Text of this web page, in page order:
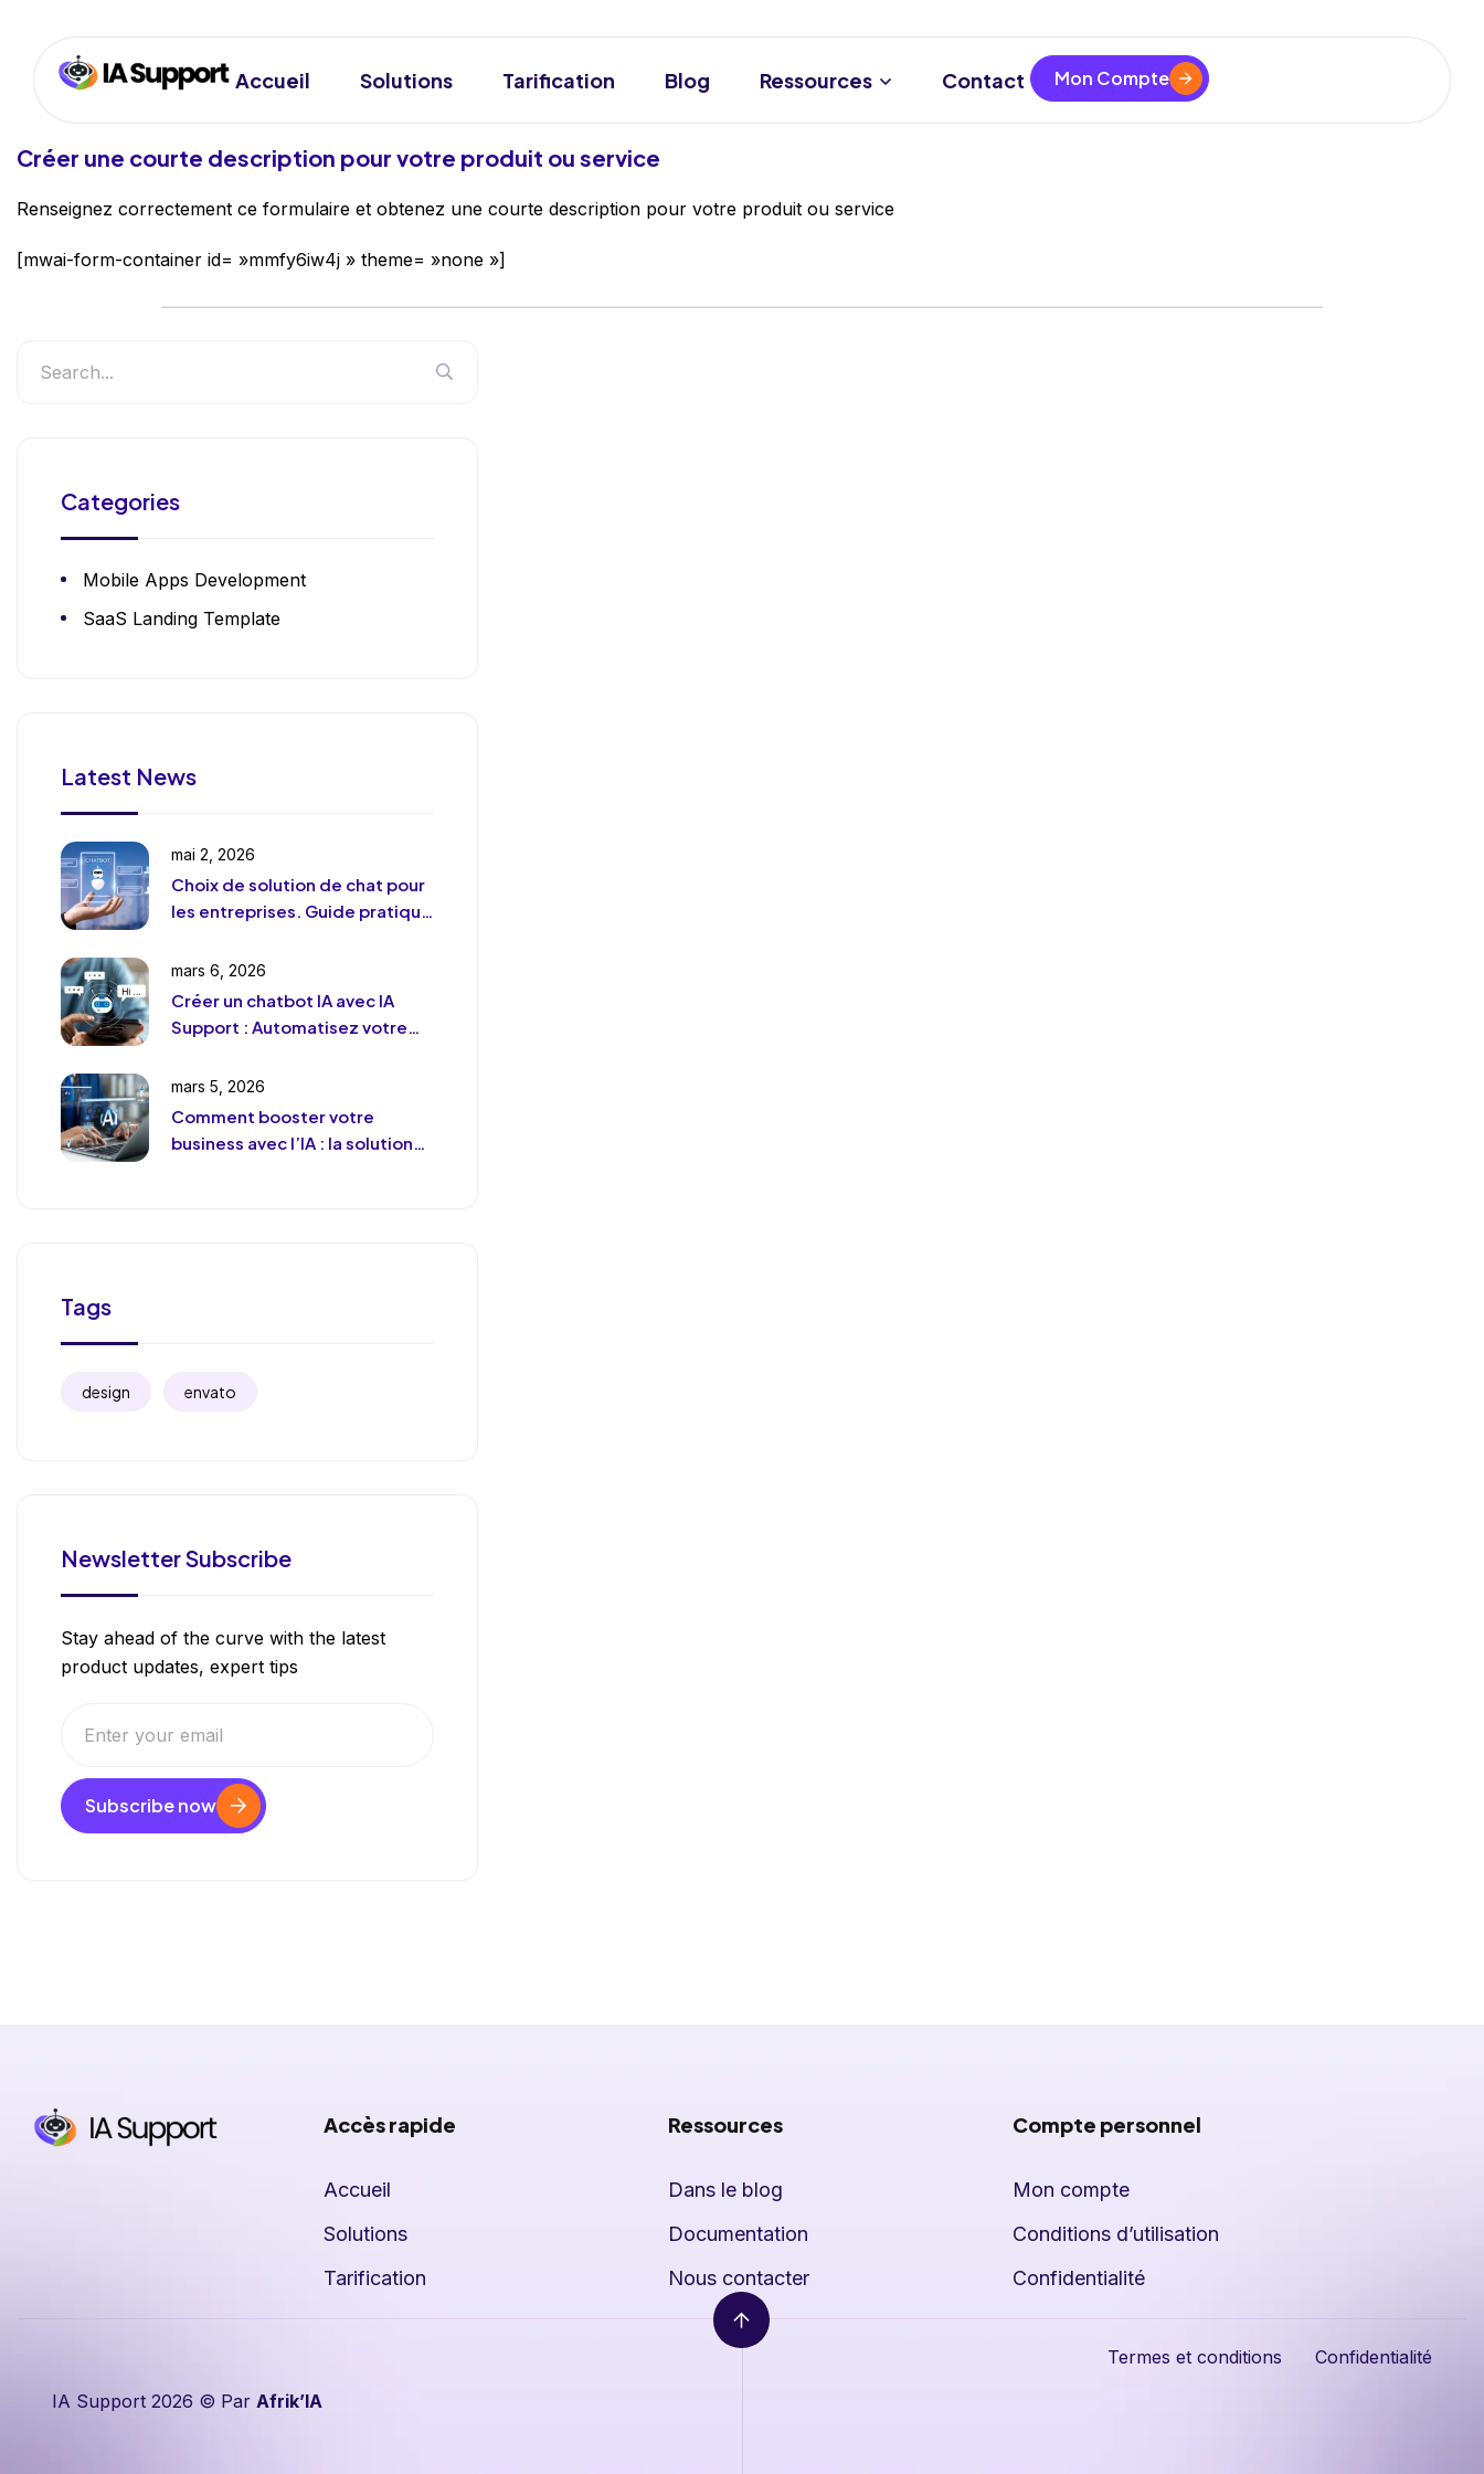
Accueil Solutions Tarification Blog Ressources Contact Mon Compte
Créer une courte description pour votre produit ou service
Renseignez correctement ce formulaire et obtenez une courte description pour votre produit ou service
[mwai-form-container id= »mmfy6iw4j » theme= »none »]
Categories
Mobile Apps Development
SaaS Landing Template
Latest News
mai 2, 2026
Choix de solution de chat pour
les entreprises. Guide pratique
mars 6, 2026
Créer un chatbot IA avec IA
Support : Automatisez votre
déshumaniser)
mars 5, 2026
Comment booster votre
business avec l’IA : la solution
Tags
design envato
Newsletter Subscribe
Stay ahead of the curve with the latest
product updates, expert tips
Subscribe now
Accès rapide
Accueil
Solutions
Tarification
Ressources
Dans le blog
Documentation
Nous contacter
Compte personnel
Mon compte
Conditions d’utilisation
Confidentialité
IA Support 2026 © Par Afrik’IA
Termes et conditions Confidentialité